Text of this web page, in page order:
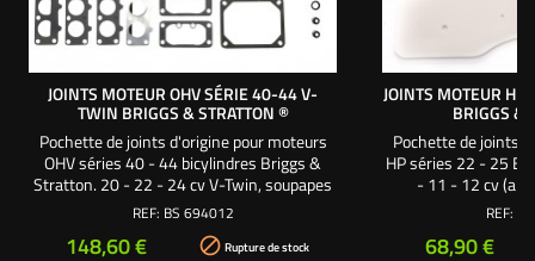
JOINTS MOTEUR OHV SÉRIE 40-44 V-
TWIN BRIGGS & STRATTON ®
Pochette de joints d'origine pour moteurs
OHV séries 40 - 44 bicylindres Briggs &
Stratton. 20 - 22 - 24 cv V-Twin, soupapes
en tête.
REF: BS 694012
Prix
148,60 €  Rupture de stock
JOINTS MOTEUR
BRIGGS &
Pochette de joints
HP séries 22 - 25
- 11 - 12 cv
REF:
Prix
68,90 €